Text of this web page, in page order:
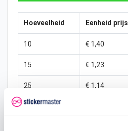
Hoeveelheid Eenheid prijs
10 € 1,40
15 € 1,23
25 € 1,14
50